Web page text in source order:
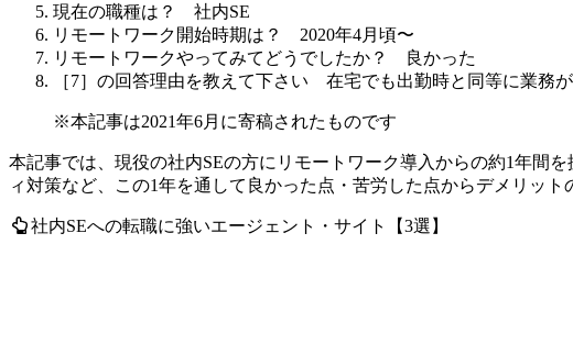
現在の職種は？ 社内SE
リモートワーク開始時期は？ 2020年4月頃〜
リモートワークやってみてどうでしたか？
良かった
［7］の回答理由を教えて下さい 在宅でも出勤時と同等に業務
※本記事は2021年6月に寄稿されたものです
本記事では、現役の社内SEの方にリモートワーク導入からの約1年間
ィ対策など、この1年を通して良かった点・苦労した点からデメリッ
社内SEへの転職に強いエージェント・サイト【3選】